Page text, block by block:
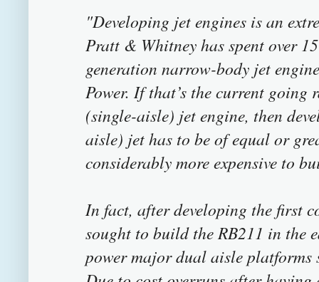
"Developing jet engines is an
Pratt & Whitney has spent over
generation narrow-body jet
Power. If that’s the current
(single-aisle) jet engine, then
aisle) jet has to be of equal or
considerably more expensive to
In fact, after developing the first
sought to build the RB211 in the
power major dual aisle platforms